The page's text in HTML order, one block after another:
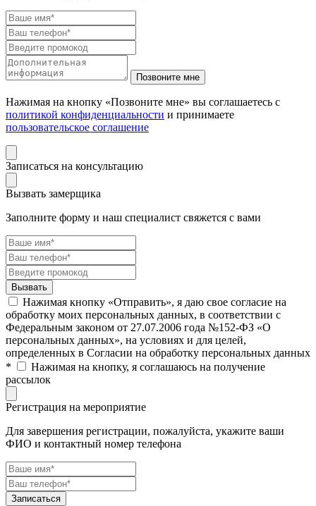
Нажимая на кнопку «Позвоните мне» вы соглашаетесь с
политикой конфиденциальности и принимаете
пользовательское соглашение
Записаться на консультацию
Вызвать замерщика
Заполните форму и наш специалист свяжется с вами
Нажимая кнопку «Отправить», я даю свое согласие на
обработку моих персональных данных, в соответствии с
Федеральным законом от 27.07.2006 года №152-ФЗ «О
персональных данных», на условиях и для целей,
определенных в Согласии на обработку персональных данных
*
Нажимая на кнопку, я соглашаюсь на получение
рассылок
Регистрация на мероприятие
Для завершения регистрации, пожалуйста, укажите ваши
ФИО и контактный номер телефона